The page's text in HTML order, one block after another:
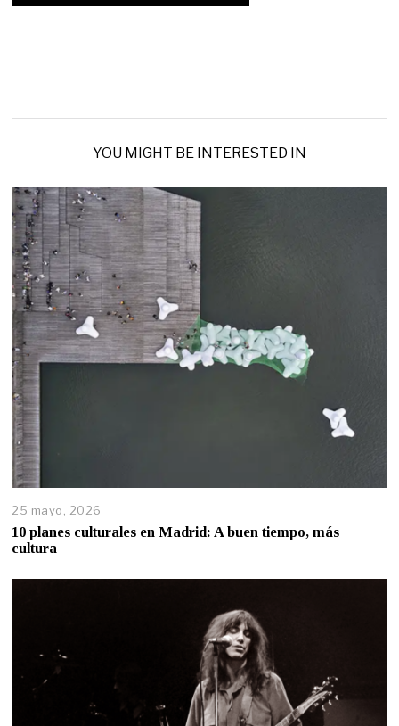
YOU MIGHT BE INTERESTED IN
25 mayo, 2026
10 planes culturales en Madrid: A buen tiempo, más
cultura